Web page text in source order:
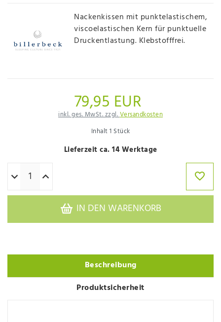
Nackenkissen mit punktelastischem,
viscoelastischen Kern für punktuelle
Druckentlastung. Klebstofffrei.
79,95 EUR
inkl. ges. MwSt. zzgl.Versandkosten
Inhalt1 Stück
Lieferzeit ca. 14 Werktage
IN DEN WARENKORB
Beschreibung
Produktsicherheit